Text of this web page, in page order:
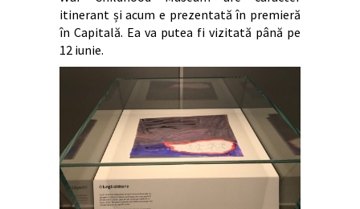
itinerant și acum e prezentată în premieră
în Capitală. Ea va putea fi vizitată până pe
12 iunie.